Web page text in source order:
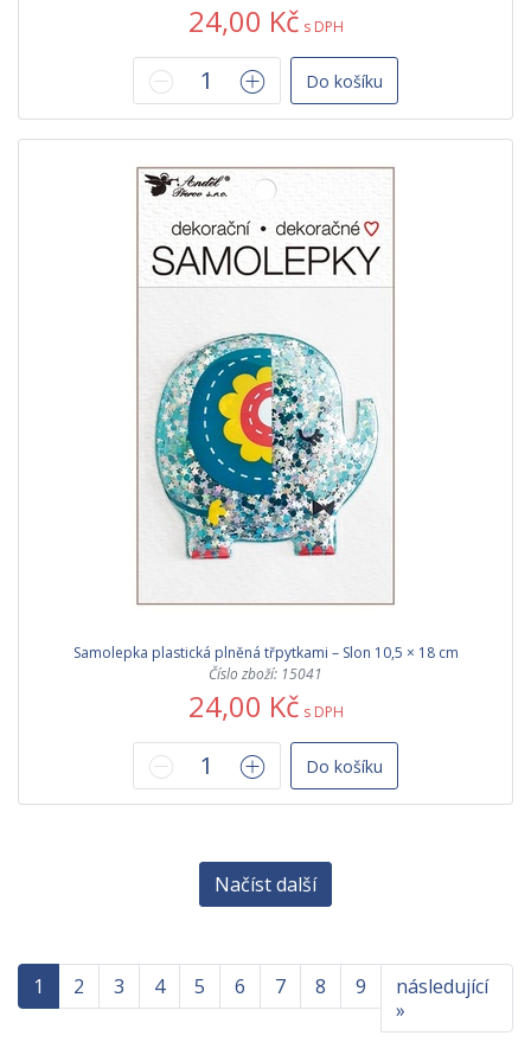
24,00 Kč s DPH
Do košíku
Samolepka plastická plněná třpytkami – Slon 10,5 × 18 cm
Číslo zboží: 15041
24,00 Kč s DPH
Do košíku
Načíst další
1 2 3 4 5 6 7 8 9
následující
»